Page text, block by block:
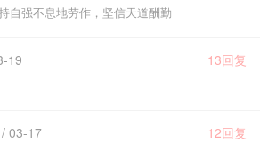
自强不息地劳作，坚信天道酬勤
19 13回复
03-17 12回复